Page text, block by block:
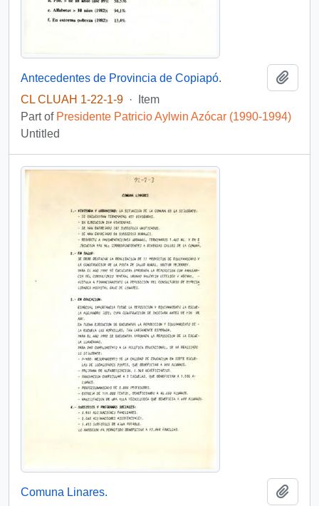
Antecedentes de Provincia de Copiapó.
CL CLUAH 1-22-1-9 ·
Item
Part of Presidente Patricio Aylwin Azócar (1990-1994)
Untitled
Comuna Linares.